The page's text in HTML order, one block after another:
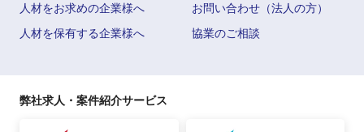
人材をお求めの企業様へ
お問い合わせ（法人の方）
人材を保有する企業様へ
協業のご相談
弊社求人・案件紹介サービス